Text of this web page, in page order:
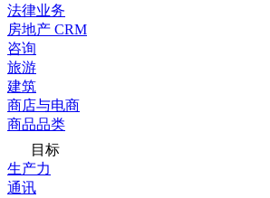
法律业务
房地产 CRM
咨询
旅游
建筑
商店与电商
商品品类
目标
生产力
通讯